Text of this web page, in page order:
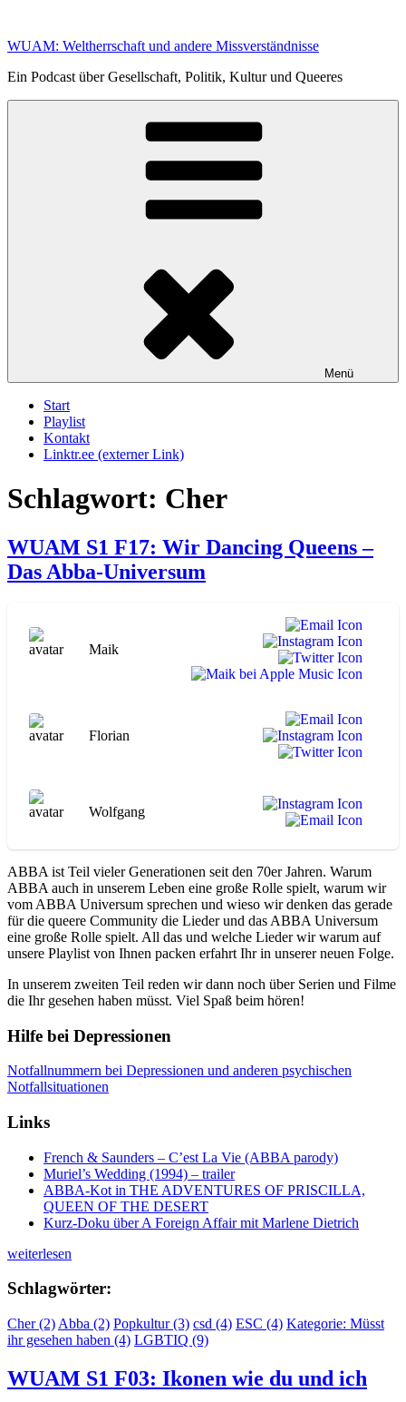
springen
WUAM: Weltherrschaft und andere Missverständnisse
Ein Podcast über Gesellschaft, Politik, Kultur und Queeres
Menü
Start
Playlist
Kontakt
Linktr.ee (externer Link)
Schlagwort: Cher
WUAM S1 F17: Wir Dancing Queens –
Das Abba-Universum
Maik
Florian
Wolfgang
ABBA ist Teil vieler Generationen seit den 70er Jahren. Warum
ABBA auch in unserem Leben eine große Rolle spielt, warum wir
vom ABBA Universum sprechen und wieso wir denken das gerade
für die queere Community die Lieder und das ABBA Universum
eine große Rolle spielt. All das und welche Lieder wir warum auf
unsere Playlist von Ihnen packen erfahrt Ihr in unserer neuen Folge.
In unserem zweiten Teil reden wir dann noch über Serien und Filme
die Ihr gesehen haben müsst. Viel Spaß beim hören!
Hilfe bei Depressionen
Notfallnummern bei Depressionen und anderen psychischen
Notfallsituationen
Links
French & Saunders – C’est La Vie (ABBA parody)
Muriel’s Wedding (1994) – trailer
ABBA-Kot in THE ADVENTURES OF PRISCILLA,
QUEEN OF THE DESERT
Kurz-Doku über A Foreign Affair mit Marlene Dietrich
„WUAM
F17:
Dancing
Queens
–
Abba-
weiterlesen
Schlagwörter:
Cher (2) Abba (2) Popkultur (3) csd (4) ESC (4) Kategorie: Müsst
ihr gesehen haben (4) LGBTIQ (9)
WUAM S1 F03: Ikonen wie du und ich